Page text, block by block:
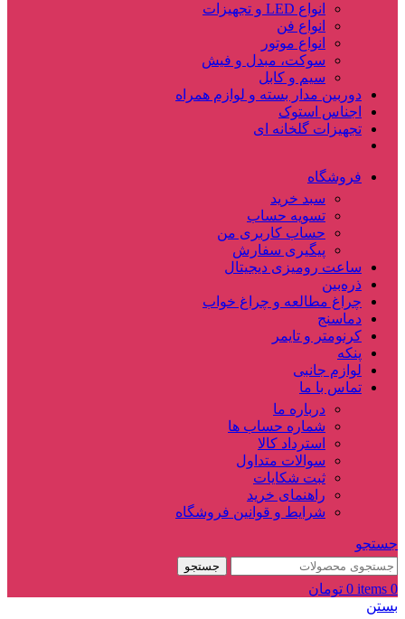
انواع LED و تجهیزات
انواع فن
انواع موتور
سوکت، مبدل و فیش
سیم و کابل
دوربین مدار بسته و لوازم همراه
اجناس استوک
تجهیزات گلخانه ای
فروشگاه
سبد خرید
تسویه حساب
حساب کاربری من
پیگیری سفارش
ساعت‌ رومیزی دیجیتال
ذره‌بین‌
چراغ مطالعه و چراغ خواب
دماسنج‌
کرنومتر و تایمر
پنکه
لوازم جانبی
تماس با ما
درباره ما
شماره حساب ها
استرداد کالا
سوالات متداول
ثبت شکایات
راهنمای خرید
شرایط و قوانین فروشگاه
جستجو
جستجو
0
items
0 تومان
بستن